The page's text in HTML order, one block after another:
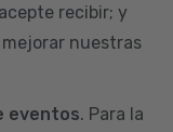
recibir; y
nuestras
eventos. Para la